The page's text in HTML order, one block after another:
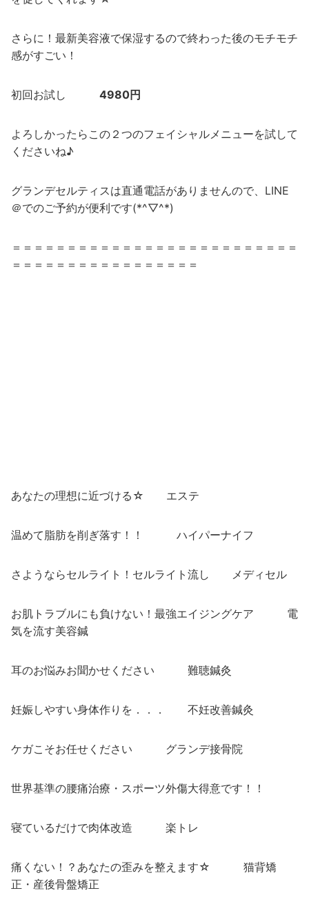
さらに！最新美容液で保湿するので終わった後のモチモチ
感がすごい！
初回お試し 4980円
よろしかったらこの２つのフェイシャルメニューを試して
くださいね♪
グランデセルティスは直通電話がありませんので、LINE
＠でのご予約が便利です(*^▽^*)
＝＝＝＝＝＝＝＝＝＝＝＝＝＝＝＝＝＝＝＝＝＝＝＝＝＝
＝＝＝＝＝＝＝＝＝＝＝＝＝＝＝＝＝
あなたの理想に近づける☆ エステ
温めて脂肪を削ぎ落す！！ ハイパーナイフ
さようならセルライト！セルライト流し メディセル
お肌トラブルにも負けない！最強エイジングケア 電
気を流す美容鍼
耳のお悩みお聞かせください 難聴鍼灸
妊娠しやすい身体作りを．．． 不妊改善鍼灸
ケガこそお任せください グランデ接骨院
世界基準の腰痛治療・スポーツ外傷大得意です！！
寝ているだけで肉体改造 楽トレ
痛くない！？あなたの歪みを整えます☆ 猫背矯
正・産後骨盤矯正